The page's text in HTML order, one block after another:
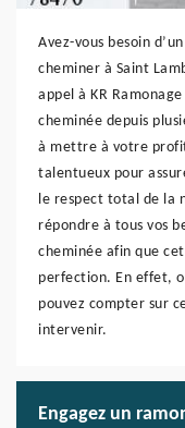
Avez-vous besoin
cheminer à Saint
appel à KR
cheminée depuis
à mettre à votre
talentueux pour
le respect total de la
répondre à tous vos
cheminée afin que
perfection. En effet,
pouvez compter sur
intervenir.
Engagez un